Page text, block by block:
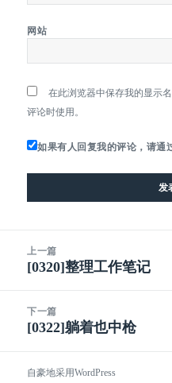
网站
在此浏览器中保存我的显示
评论时使用。
如果有人回复我的评论，请通
上一篇
上
文
章：
[0320]整理工作笔记
下一篇
下
文
[0322]躺着也中枪
自豪地采用WordPress